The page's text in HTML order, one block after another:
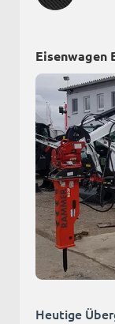
Eisenwagen
Heutige